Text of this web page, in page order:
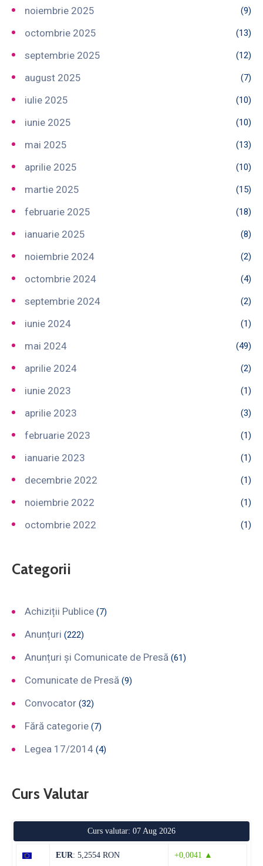
noiembrie 2025 (9)
octombrie 2025 (13)
septembrie 2025 (12)
august 2025 (7)
iulie 2025 (10)
iunie 2025 (10)
mai 2025 (13)
aprilie 2025 (10)
martie 2025 (15)
februarie 2025 (18)
ianuarie 2025 (8)
noiembrie 2024 (2)
octombrie 2024 (4)
septembrie 2024 (2)
iunie 2024 (1)
mai 2024 (49)
aprilie 2024 (2)
iunie 2023 (1)
aprilie 2023 (3)
februarie 2023 (1)
ianuarie 2023 (1)
decembrie 2022 (1)
noiembrie 2022 (1)
octombrie 2022 (1)
Categorii
Achiziții Publice (7)
Anunțuri (222)
Anunțuri și Comunicate de Presă (61)
Comunicate de Presă (9)
Convocator (32)
Fără categorie (7)
Legea 17/2014 (4)
Curs Valutar
Curs valutar: 07 Aug 2026
EUR: 5,2554 RON +0,0041 ▲